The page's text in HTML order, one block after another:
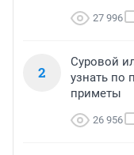
27 996
2
Суровой
узнать по
приметы
26 956